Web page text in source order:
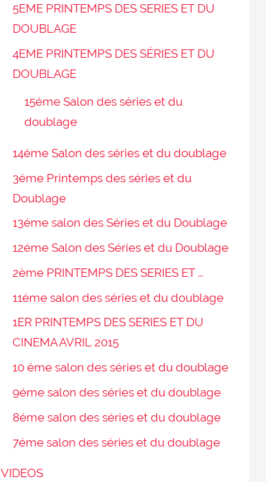
5EME PRINTEMPS DES SERIES ET DU
DOUBLAGE
4EME PRINTEMPS DES SÉRIES ET DU
DOUBLAGE
15éme Salon des séries et du
doublage
14éme Salon des séries et du doublage
3éme Printemps des séries et du
Doublage
13éme salon des Séries et du Doublage
12éme Salon des Séries et du Doublage
2ème PRINTEMPS DES SERIES ET …
11éme salon des séries et du doublage
1ER PRINTEMPS DES SERIES ET DU
CINEMA AVRIL 2015
10 éme salon des séries et du doublage
9éme salon des séries et du doublage
8éme salon des séries et du doublage
7éme salon des séries et du doublage
VIDEOS